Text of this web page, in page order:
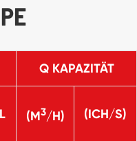
Q KAPAZITÄT
(M3/H) (ICH/S)